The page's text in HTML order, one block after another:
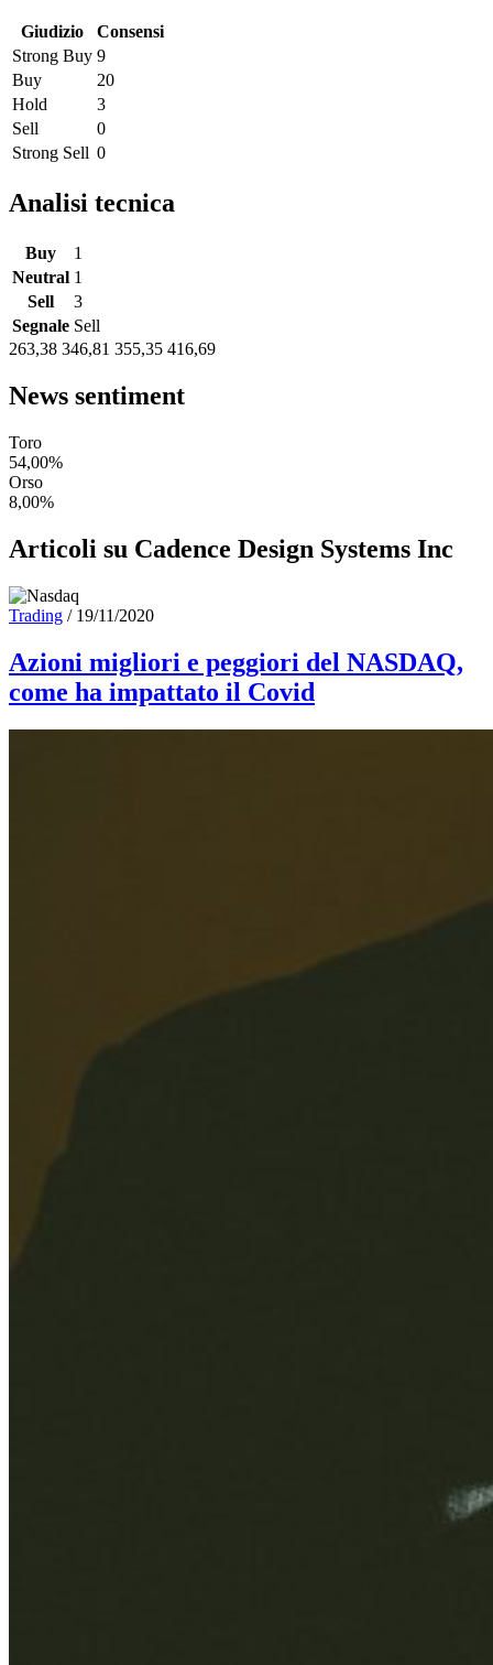
Giudizio
Consensi
Strong Buy 9
Buy
20
Hold
3
Sell
0
Strong Sell 0
Analisi tecnica
Buy
1
Neutral 1
Sell
3
Segnale Sell
263,38 346,81 355,35 416,69
News sentiment
Toro
54,00%
Orso
8,00%
Articoli su Cadence Design Systems Inc
Trading / 19/11/2020
Azioni migliori e peggiori del NASDAQ,
come ha impattato il Covid